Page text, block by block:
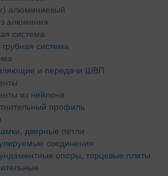
алюминиевый
алюминия
система
система
и передачи ШВП
из нейлона
профиль
дверные петли
соединения
опоры, торцевые плиты